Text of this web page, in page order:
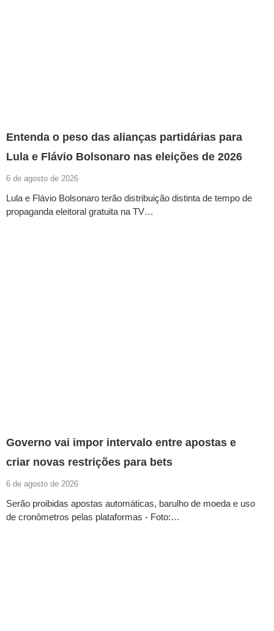
Entenda o peso das alianças partidárias para
Lula e Flávio Bolsonaro nas eleições de 2026
6 de agosto de 2026
Lula e Flávio Bolsonaro terão distribuição distinta de tempo de
propaganda eleitoral gratuita na TV…
Governo vai impor intervalo entre apostas e
criar novas restrições para bets
6 de agosto de 2026
Serão proibidas apostas automáticas, barulho de moeda e uso
de cronômetros pelas plataformas - Foto:…